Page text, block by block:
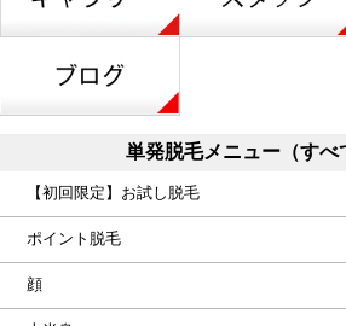
単発脱毛メニュー（すべ
【初回限定】お試し脱毛
ポイント脱毛
顔